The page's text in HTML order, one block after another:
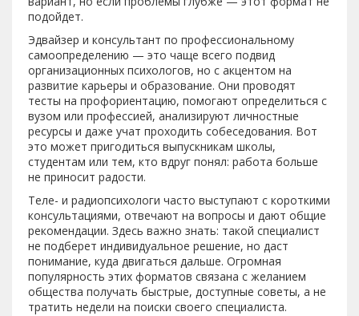
подойдет.
Эдвайзер и консультант по профессиональному
самоопределению — это чаще всего подвид
организационных психологов, но с акцентом на
развитие карьеры и образование. Они проводят
тесты на профориентацию, помогают определиться с
вузом или профессией, анализируют личностные
ресурсы и даже учат проходить собеседования. Вот
это может пригодиться выпускникам школы,
студентам или тем, кто вдруг понял: работа больше
не приносит радости.
Теле- и радиопсихологи часто выступают с короткими
консультациями, отвечают на вопросы и дают общие
рекомендации. Здесь важно знать: такой специалист
не подберет индивидуальное решение, но даст
понимание, куда двигаться дальше. Огромная
популярность этих форматов связана с желанием
общества получать быстрые, доступные советы, а не
тратить недели на поиски своего специалиста.